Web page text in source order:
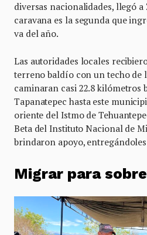
diversas nacionalidades, llegó a
caravana es la segunda que
va del año.
Las autoridades locales
terreno baldío con un techo de
caminaran casi 22.8 kilómetros
Tapanatepec hasta este
oriente del Istmo de
Beta del Instituto Nacional de
brindaron apoyo,
Migrar para